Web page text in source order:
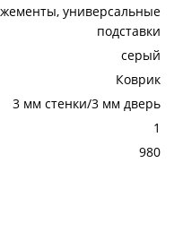
универсальные
подставки
серый
Коврик
3 мм стенки/3 мм дверь
1
980